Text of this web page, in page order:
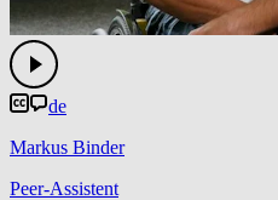
de
Markus Binder
Peer-Assistent